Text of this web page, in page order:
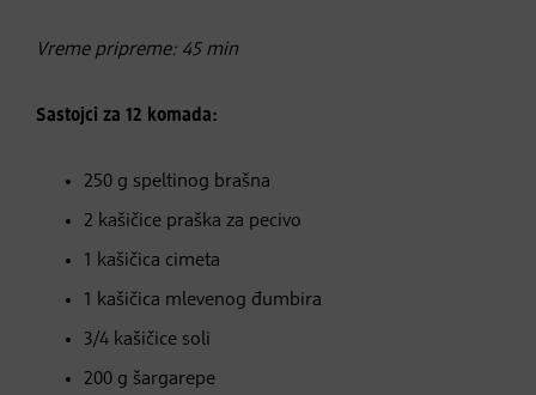
Vreme pripreme: 45 min
Sastojci za 12 komada:
250 g speltinog brašna
2 kašičice praška za pecivo
1 kašičica cimeta
1 kašičica mlevenog đumbira
3/4 kašičice soli
200 g šargarepe